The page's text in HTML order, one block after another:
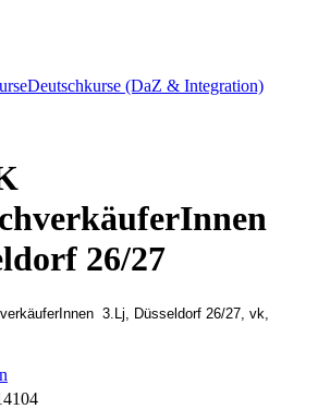
Deutschkurse (DaZ & Integration)
26/27
3.Lj, Düsseldorf 26/27, vk,